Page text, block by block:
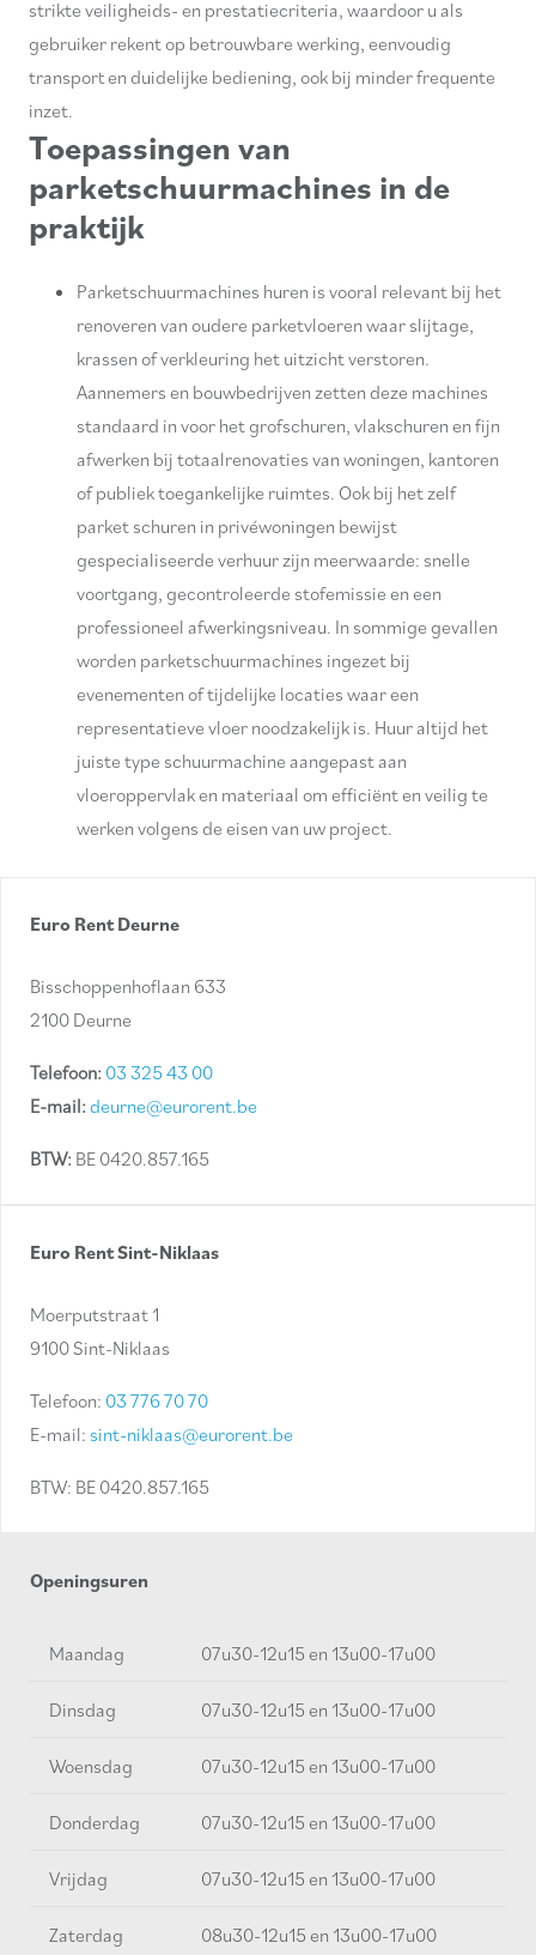
strikte veiligheids- en prestatiecriteria, waardoor u als
gebruiker rekent op betrouwbare werking, eenvoudig
transport en duidelijke bediening, ook bij minder frequente
inzet.
Toepassingen van
parketschuurmachines in de
praktijk
Parketschuurmachines huren is vooral relevant bij het
renoveren van oudere parketvloeren waar slijtage,
krassen of verkleuring het uitzicht verstoren.
Aannemers en bouwbedrijven zetten deze machines
standaard in voor het grofschuren, vlakschuren en fijn
afwerken bij totaalrenovaties van woningen, kantoren
of publiek toegankelijke ruimtes. Ook bij het zelf
parket schuren in privéwoningen bewijst
gespecialiseerde verhuur zijn meerwaarde: snelle
voortgang, gecontroleerde stofemissie en een
professioneel afwerkingsniveau. In sommige gevallen
worden parketschuurmachines ingezet bij
evenementen of tijdelijke locaties waar een
representatieve vloer noodzakelijk is. Huur altijd het
juiste type schuurmachine aangepast aan
vloeroppervlak en materiaal om efficiënt en veilig te
werken volgens de eisen van uw project.
Euro Rent Deurne
Bisschoppenhoflaan 633
2100 Deurne
Telefoon: 03 325 43 00
E-mail: deurne@eurorent.be
BTW: BE 0420.857.165
Euro Rent Sint-Niklaas
Moerputstraat 1
9100 Sint-Niklaas
Telefoon: 03 776 70 70
E-mail: sint-niklaas@eurorent.be
BTW: BE 0420.857.165
Openingsuren
Maandag 07u30-12u15 en 13u00-17u00
Dinsdag 07u30-12u15 en 13u00-17u00
Woensdag 07u30-12u15 en 13u00-17u00
Donderdag 07u30-12u15 en 13u00-17u00
Vrijdag 07u30-12u15 en 13u00-17u00
Zaterdag 08u30-12u15 en 13u00-17u00